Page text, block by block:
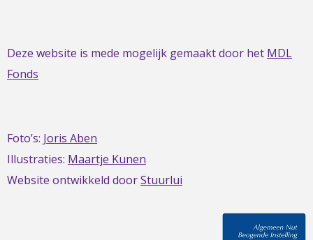
Deze website is mede mogelijk gemaakt door het MDL
Fonds
Foto’s: Joris Aben
Illustraties: Maartje Kunen
Website ontwikkeld doorStuurlui